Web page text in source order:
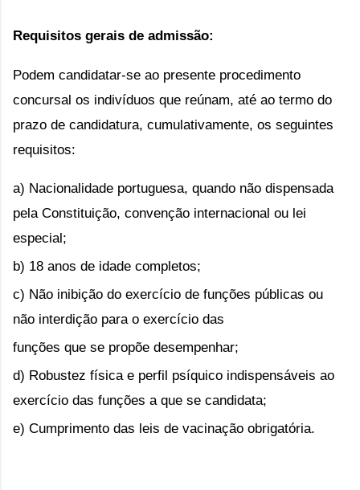
Requisitos gerais de admissão:
Podem candidatar-se ao presente procedimento
concursal os indivíduos que reúnam, até ao termo do
prazo de candidatura, cumulativamente, os seguintes
requisitos:
a) Nacionalidade portuguesa, quando não dispensada
pela Constituição, convenção internacional ou lei
especial;
b) 18 anos de idade completos;
c) Não inibição do exercício de funções públicas ou
não interdição para o exercício das
funções que se propõe desempenhar;
d) Robustez física e perfil psíquico indispensáveis ao
exercício das funções a que se candidata;
e) Cumprimento das leis de vacinação obrigatória.